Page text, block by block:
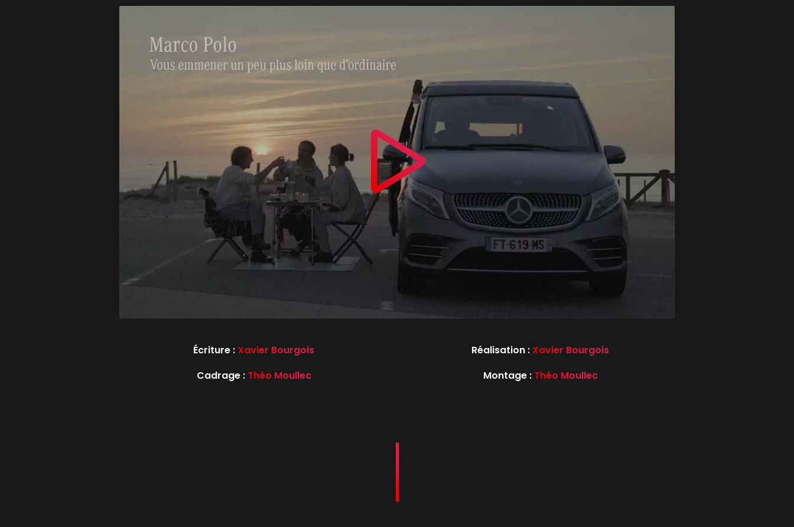
Écriture :Xavier Bourgois
Cadrage : Théo Moullec
Réalisation :Xavier Bourgois
Montage : Théo Moullec